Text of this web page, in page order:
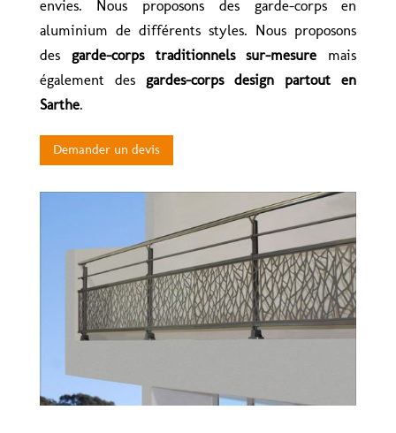
envies. Nous proposons des garde-corps en
aluminium de différents styles. Nous proposons
des garde-corps traditionnels sur-mesure mais
également des gardes-corps design partout en
Sarthe.
Demander un devis